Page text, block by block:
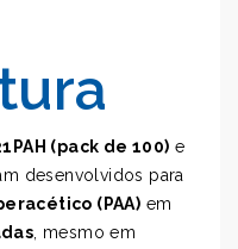
(pack de 100) e
desenvolvidos para
(PAA) em
, mesmo em